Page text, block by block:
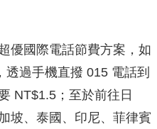
優國際電話節費方案，如
透過手機直撥 015 電話到
NT$1.5；至於前往日
坡、泰國、印尼、菲律賓